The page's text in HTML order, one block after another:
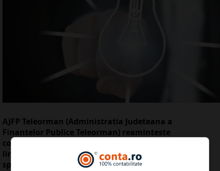
AJFP Teleorman (Administratia Judeteana a
Finantelor Publice Teleorman) reaminteste
contribuabililor ca 25 octombrie este termenul
limita pentru declararea si plata impozitului
specific aferent semestrului I 2020.